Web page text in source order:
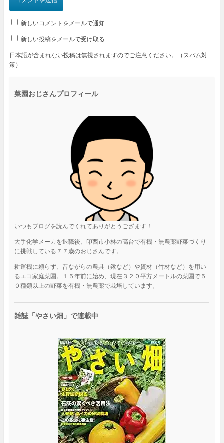
新しいコメントをメールで通知
新しい投稿をメールで受け取る
日本語が含まれない投稿は無視されますのでご注意ください。（スパム対
策）
菜園おじさんプロフィール
いつもブログを読んでくれてありがとうござます！
大手化学メーカを退職後、印西市小林の高台で有機・無農薬野菜づくり
に挑戦している７７歳のおじさんです。
耕運機に頼らず、昔ながらの農具（鍬など）や資材（竹材など）を用い
るエコ家庭菜園。１５年前に始め、現在３２０平方メートルの菜園で５
０種類以上の野菜を有機・無農薬で栽培しています。
雑誌「やさい畑」で連載中